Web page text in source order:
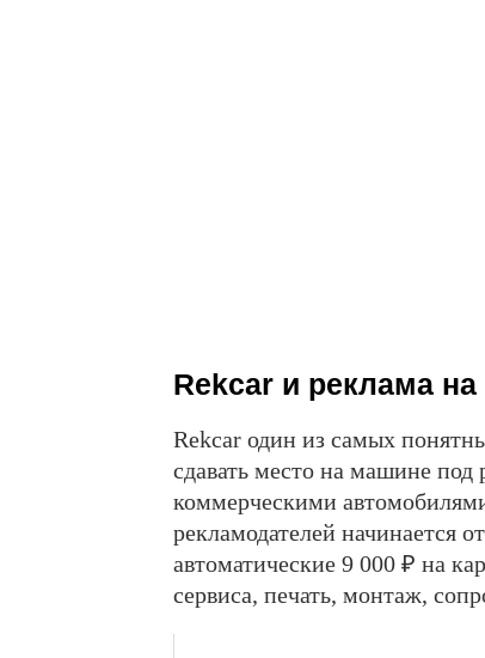
Rekcar и реклама
Rekcar один из самых
сдавать место на машине под
коммерческими
рекламодателей начинается
автоматические 9 000 ₽ на
сервиса, печать, монтаж,